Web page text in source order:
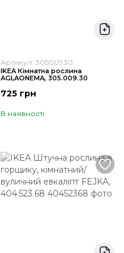
Артикул: 30500930
IKEA Кімнатна рослина
AGLAONEMA, 305.009.30
725 грн
В наявності